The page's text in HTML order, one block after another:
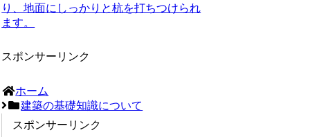
り、地面にしっかりと杭を打ちつけられ
ます。
スポンサーリンク
ホーム
建築の基礎知識について
スポンサーリンク